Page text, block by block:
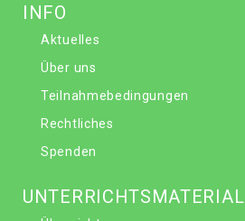
INFO
Aktuelles
Über uns
Teilnahmebedingungen
Rechtliches
Spenden
UNTERRICHTSMATERIAL